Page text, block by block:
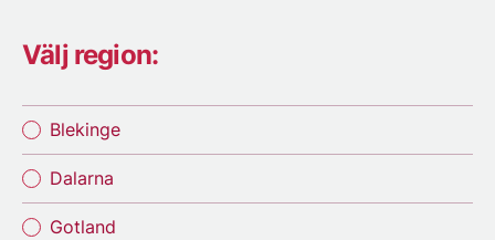
Välj region:
Blekinge
Dalarna
Gotland